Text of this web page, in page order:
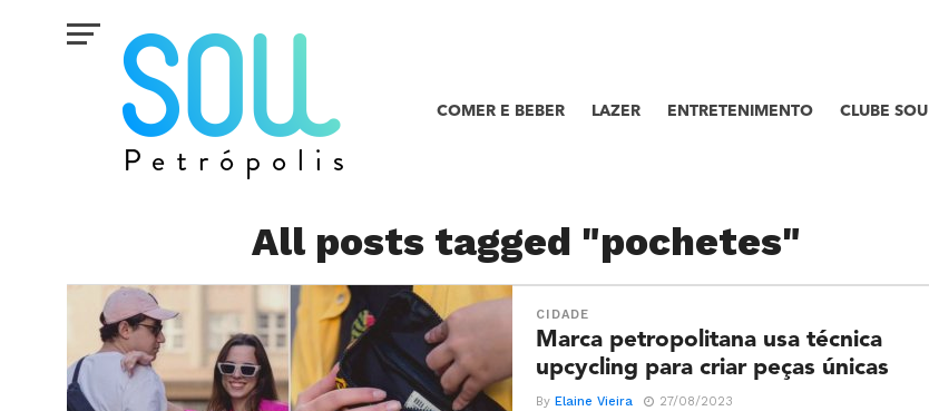
COMER E BEBER LAZER ENTRETENIMENTO CLUBE SOU
All posts tagged "pochetes"
CIDADE
Marca petropolitana usa técnica
upcycling para criar peças únicas
ByElaine Vieira 27/08/2023